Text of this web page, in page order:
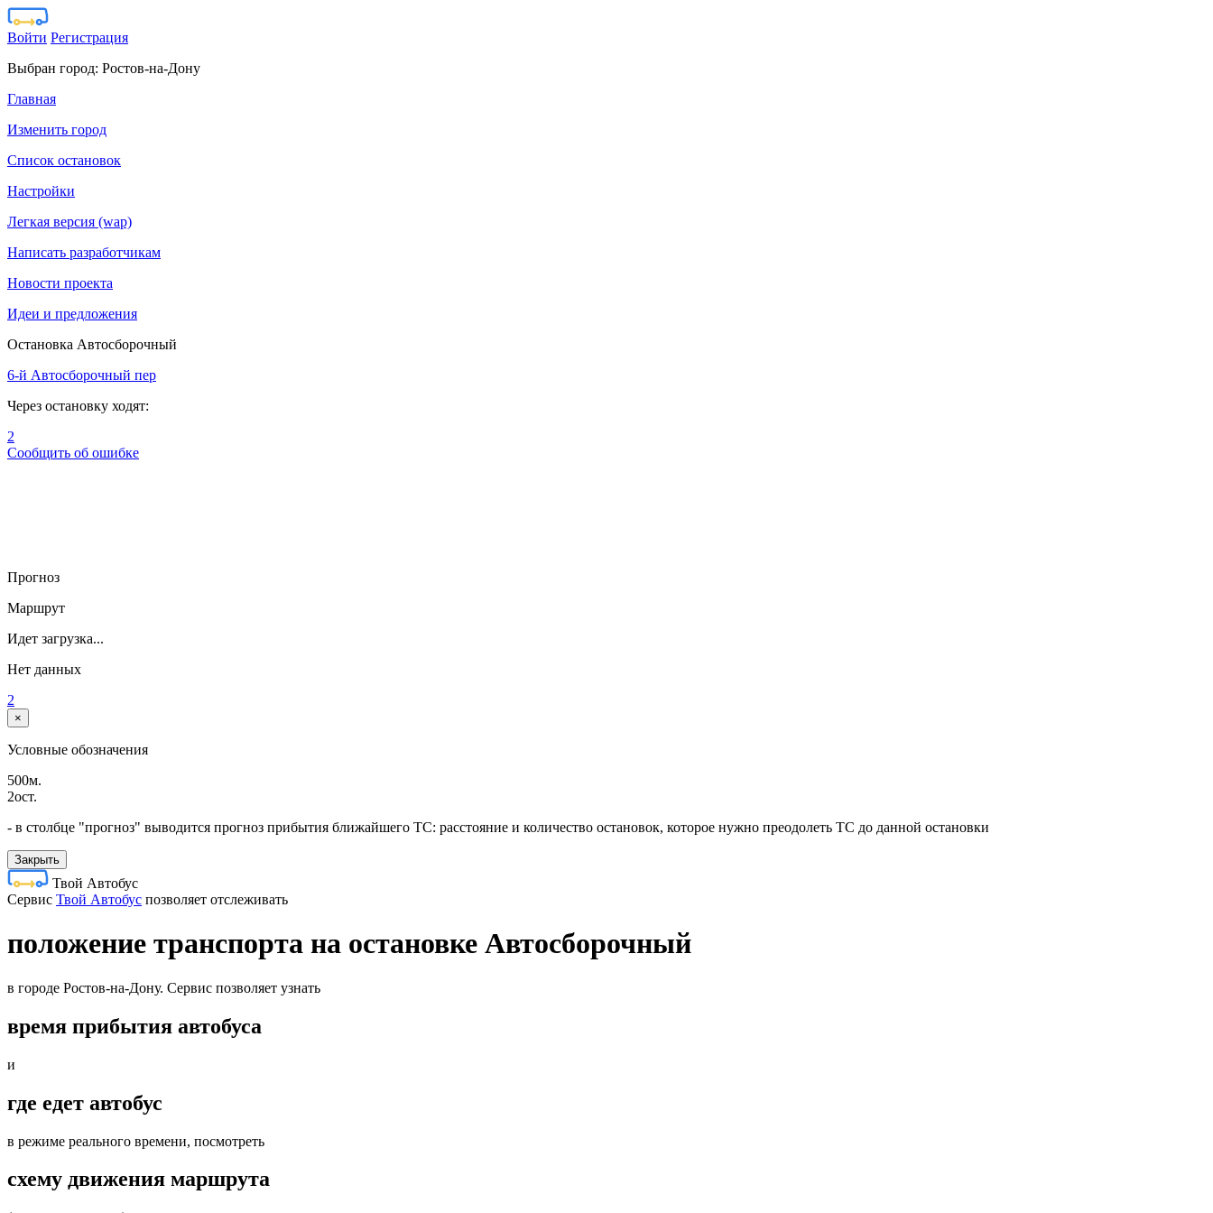
Войти Регистрация
Выбран город: Ростов-на-Дону
Главная
Изменить город
Список остановок
Настройки
Легкая версия (wap)
Написать разработчикам
Новости проекта
Идеи и предложения
Остановка Автосборочный
6-й Автосборочный пер
Через остановку ходят:
2
Сообщить об ошибке
Прогноз
Маршрут
Идет загрузка...
Нет данных
2
×
Условные обозначения
500м.
2ост.
- в столбце "прогноз" выводится прогноз прибытия ближайшего ТС: расстояние и количество остановок, которое нужно преодолеть ТС до данной остановки
Закрыть
Твой Автобус
Cервис Твой Автобус позволяет отслеживать
положение транспорта на остановке Автосборочный
в городе Ростов-на-Дону. Сервис позволяет узнать
время прибытия автобуса
и
где едет автобус
в режиме реального времени, посмотреть
схему движения маршрута